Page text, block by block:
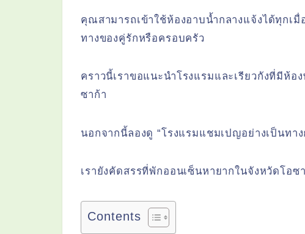
คุณสามารถเข้าใช้ห้องอาบน้ำกลางแจ้งได้ทุกเ
ทางของคู่รักหรือครอบครัว
คราวนี้เราขอแนะนำโรงแรมและเรียวกังที่มีห้อ
ซาก้า
นอกจากนี้ลองดู “โรงแรมแชมเปญอย่างเป็นทา
เรายังคัดสรรที่พักออนเซ็นหายากในจังหวัดโอซ
Contents